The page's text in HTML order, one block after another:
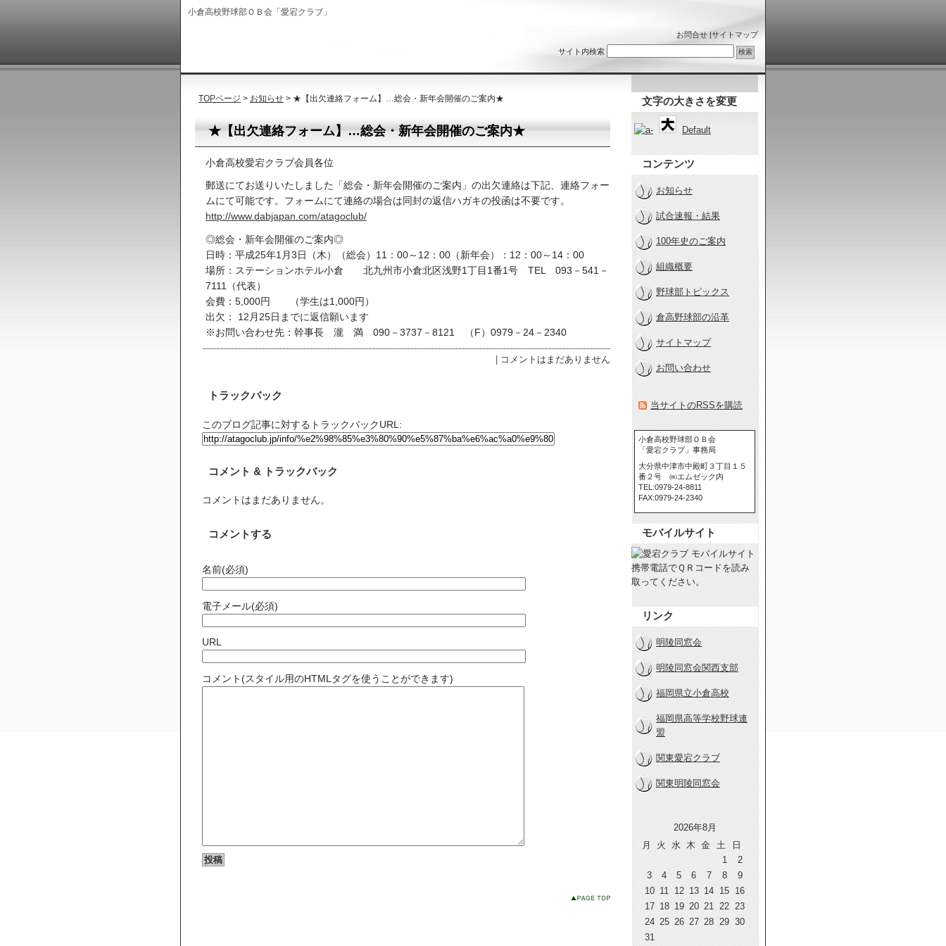
小倉高校野球部ＯＢ会「愛宕クラブ」
お問合せ |サイトマップ
サイト内検索
TOPページ > お知らせ > ★【出欠連絡フォーム】…総会・新年会開催のご案内★
★【出欠連絡フォーム】…総会・新年会開催のご案内★
小倉高校愛宕クラブ会員各位
郵送にてお送りいたしました「総会・新年会開催のご案内」の出欠連絡は下記、連絡フォー
ムにて可能です。フォームにて連絡の場合は同封の返信ハガキの投函は不要です。
http://www.dabjapan.com/atagoclub/
◎総会・新年会開催のご案内◎
日時：平成25年1月3日（木）（総会）11：00～12：00（新年会）：12：00～14：00
場所：ステーションホテル小倉 北九州市小倉北区浅野1丁目1番1号 TEL 093－541－
7111（代表）
会費：5,000円 （学生は1,000円）
出欠： 12月25日までに返信願います
※お問い合わせ先：幹事長 瀧 満 090－3737－8121 （F）0979－24－2340
コメントはまだありません
トラックバック
このブログ記事に対するトラックバックURL:
コメント & トラックバック
コメントはまだありません。
コメントする
名前(必須)
電子メール(必須)
URL
コメント(スタイル用のHTMLタグを使うことができます)
文字の大きさを変更
Default
コンテンツ
お知らせ
試合速報・結果
100年史のご案内
組織概要
野球部トピックス
倉高野球部の沿革
サイトマップ
お問い合わせ
当サイトのRSSを購読
小倉高校野球部ＯＢ会
「愛宕クラブ」事務局
大分県中津市中殿町３丁目１５
番２号 ㈱エムゼック内
TEL:0979-24-8811
FAX:0979-24-2340
モバイルサイト
携帯電話でＱＲコードを読み
取ってください。
リンク
明陵同窓会
明陵同窓会関西支部
福岡県立小倉高校
福岡県高等学校野球連
盟
関東愛宕クラブ
関東明陵同窓会
2026年8月
月
火 水 木 金 土
日
1
2
3
4 5 6 7 8
9
10 11 12 13 14 15 16
17 18 19 20 21 22 23
24 25 26 27 28 29 30
31